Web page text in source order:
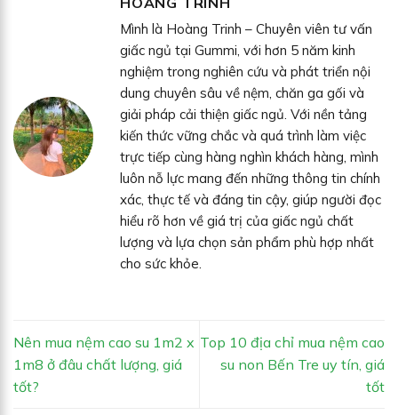
Mình là Hoàng Trinh – Chuyên viên tư vấn
giấc ngủ tại Gummi, với hơn 5 năm kinh
nghiệm trong nghiên cứu và phát triển nội
dung chuyên sâu về nệm, chăn ga gối và
giải pháp cải thiện giấc ngủ. Với nền tảng
kiến thức vững chắc và quá trình làm việc
trực tiếp cùng hàng nghìn khách hàng, mình
luôn nỗ lực mang đến những thông tin chính
xác, thực tế và đáng tin cậy, giúp người đọc
hiểu rõ hơn về giá trị của giấc ngủ chất
lượng và lựa chọn sản phẩm phù hợp nhất
cho sức khỏe.
Nên mua nệm cao su 1m2 x
1m8 ở đâu chất lượng, giá
tốt?
Top 10 địa chỉ mua nệm cao
su non Bến Tre uy tín, giá
tốt